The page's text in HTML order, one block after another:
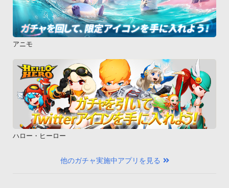
アニモ
ハロー・ヒーロー
他のガチャ実施中アプリを見る